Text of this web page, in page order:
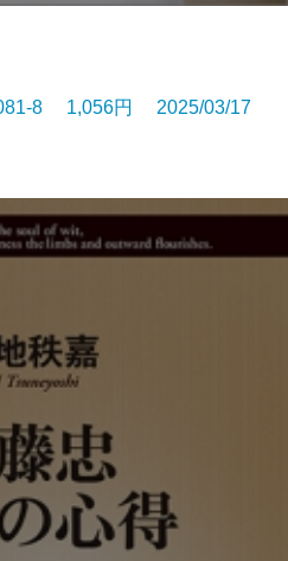
8 1,056円 2025/03/17